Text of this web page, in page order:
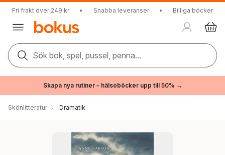
Fri frakt över 249 kr • Snabba leveranser • Billiga böcker
Sök bok, spel, pussel, penna...
Skapa nya rutiner – hälsoböcker upp till 50% →
Skönlitteratur Dramatik